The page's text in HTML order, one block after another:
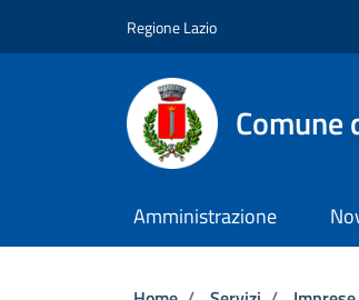
Regione Lazio
Comune
Amministrazione